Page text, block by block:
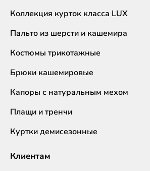
Коллекция курток класса LUX
Пальто из шерсти и кашемира
Костюмы трикотажные
Брюки кашемировые
Капоры с натуральным мехом
Плащи и тренчи
Куртки демисезонные
Клиентам